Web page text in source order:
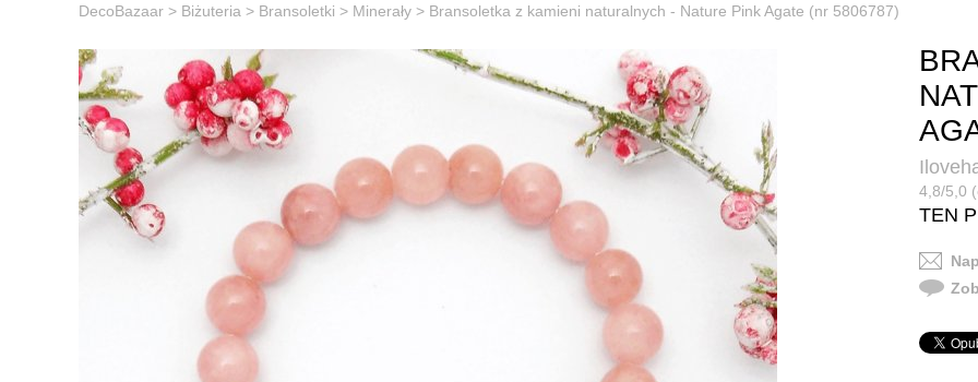
DecoBazaar > Biżuteria > Bransoletki > Minerały > Bransoletka z kamieni naturalnych - Nature Pink Agate (nr 5806787)
4,8/5,0
TEN